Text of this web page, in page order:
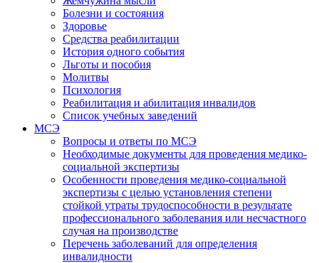
Болезни и состояния
Здоровье
Средства реабилитации
История одного события
Льготы и пособия
Молитвы
Психология
Реабилитация и абилитация инвалидов
Список учебных заведений
МСЭ
Вопросы и ответы по МСЭ
Необходимые документы для проведения медико-
социальной экспертизы
Особенности проведения медико-социальной
экспертизы с целью установления степени
стойкой утраты трудоспособности в результате
профессионального заболевания или несчастного
случая на производстве
Перечень заболеваний для определения
инвалидности